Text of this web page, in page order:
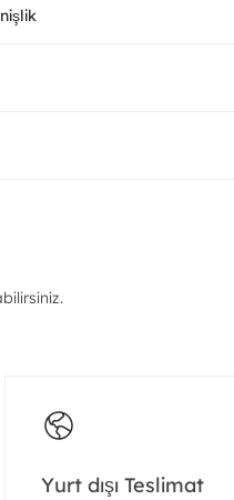
Yurt dışı Teslimat